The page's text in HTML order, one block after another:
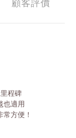
程碑
也適用
方便！